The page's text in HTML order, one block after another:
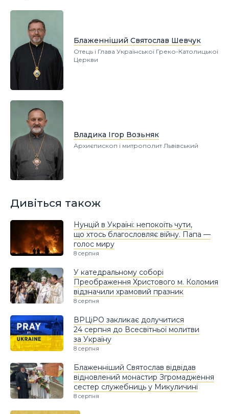
Блаженніший Святослав Шевчук
Отець і Глава Української Греко-Католицької
Церкви
Владика Ігор Возьняк
Архиєпископ і митрополит Львівський
Дивіться також
Нунцій в Україні: непокоїть чути,
що хтось благословляє війну. Папа —
голос миру
8 серпня
У катедральному соборі
Преображення Христового м. Коломия
відзначили храмовий празник
8 серпня
ВРЦіРО закликає долучитися
24 серпня до Всесвітньої молитви
за Україну
8 серпня
Блаженніший Святослав відвідав
відновлений монастир Згромадження
сестер служебниць у Микуличині
8 серпня